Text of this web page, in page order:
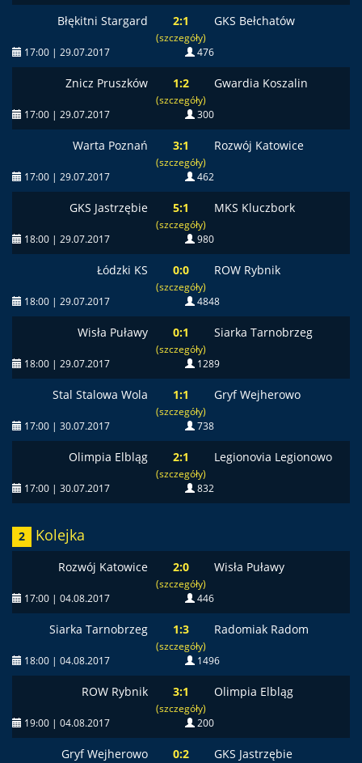
Błękitni Stargard 2:1
(szczegóły)
GKS Bełchatów
17:00 | 29.07.2017 476
Znicz Pruszków 1:2
(szczegóły)
Gwardia Koszalin
17:00 | 29.07.2017 300
Warta Poznań 3:1
(szczegóły)
Rozwój Katowice
17:00 | 29.07.2017 462
GKS Jastrzębie 5:1
(szczegóły)
MKS Kluczbork
18:00 | 29.07.2017 980
Łódzki KS 0:0
(szczegóły)
ROW Rybnik
18:00 | 29.07.2017 4848
Wisła Puławy 0:1
(szczegóły)
Siarka Tarnobrzeg
18:00 | 29.07.2017 1289
Stal Stalowa Wola 1:1
(szczegóły)
Gryf Wejherowo
17:00 | 30.07.2017 738
Olimpia Elbląg 2:1
(szczegóły)
Legionovia Legionowo
17:00 | 30.07.2017 832
2 Kolejka
Rozwój Katowice 2:0
(szczegóły)
Wisła Puławy
17:00 | 04.08.2017 446
Siarka Tarnobrzeg 1:3
(szczegóły)
Radomiak Radom
18:00 | 04.08.2017 1496
ROW Rybnik 3:1
(szczegóły)
Olimpia Elbląg
19:00 | 04.08.2017 200
Gryf Wejherowo 0:2 GKS Jastrzębie